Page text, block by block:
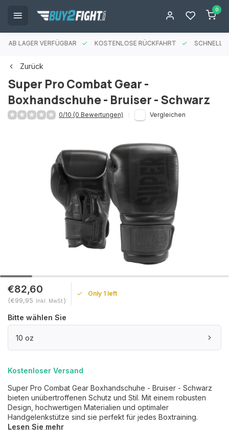
0
AB LAGER VERFÜGBAR KOSTENLOSE RÜCKFAHRT SCHNELLE
Zurück
Super Pro Combat Gear -
Boxhandschuhe - Bruiser - Schwarz
0/10 (0 Bewertungen) Vergleichen
€82,60
(€99,95 Inkl. MwSt. )
Only 1 left
Bitte wählen Sie
10 oz
Kostenloser Versand
Super Pro Combat Gear Boxhandschuhe - Bruiser - Schwarz
bieten unübertroffenen Schutz und Stil. Mit einem robusten
Design, hochwertigen Materialien und optimaler
Handgelenkstütze sind sie perfekt für jedes Boxtraining.
Lesen Sie mehr